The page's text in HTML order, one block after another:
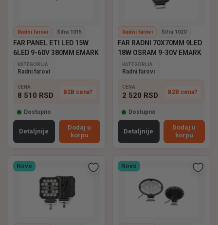
Radni farovi Šifra 1015
FAR PANEL ETI LED 15W
6LED 9-60V 380MM EMARK
KATEGORIJA
Radni farovi
CENA
8 510 RSD B2B cena?
Dostupno
Detaljnije
Dodaj u
korpu
Radni farovi Šifra 1020
FAR RADNI 70X70MM 9LED
18W OSRAM 9-30V EMARK
KATEGORIJA
Radni farovi
CENA
2 520 RSD B2B cena?
Dostupno
Detaljnije
Dodaj u
korpu
Novo Novo